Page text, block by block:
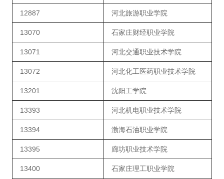
12887 河北旅游职业学院
13070 石家庄财经职业学院
13071 河北交通职业技术学院
13072 河北化工医药职业技术学院
13201 沈阳工学院
13393 河北机电职业技术学院
13394 渤海石油职业学院
13395 廊坊职业技术学院
13400 石家庄理工职业学院